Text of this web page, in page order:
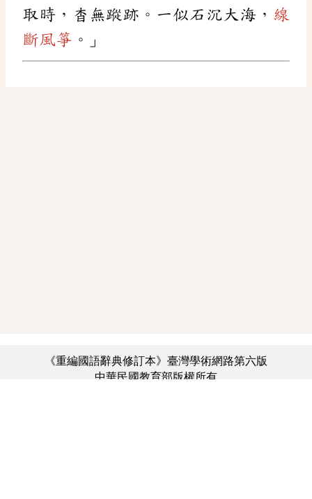
取時，杳無蹤跡。一似石沉大海， 線
斷風箏 。」
《重編國語辭典修訂本》臺灣學術網路第六版
中華民國教育部版權所有